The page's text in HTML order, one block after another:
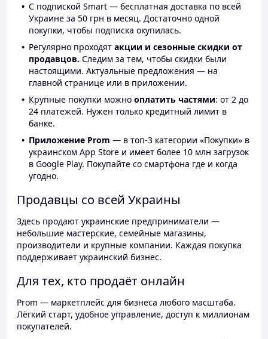
С подпиской Smart — бесплатная доставка по всей
Украине за 50 грн в месяц. Достаточно одной
покупки, чтобы подписка окупилась.
Регулярно проходят акции и сезонные скидки от
продавцов. Следим за тем, чтобы скидки были
настоящими. Актуальные предложения — на
главной странице или в приложении.
Крупные покупки можно оплатить частями: от 2 до
24 платежей. Нужен только кредитный лимит в
банке.
Приложение Prom — в топ-3 категории «Покупки» в
украинском App Store и имеет более 10 млн загрузок
в Google Play. Покупайте со смартфона где и когда
угодно.
Продавцы со всей Украины
Здесь продают украинские предприниматели —
небольшие мастерские, семейные магазины,
производители и крупные компании. Каждая покупка
поддерживает украинский бизнес.
Для тех, кто продаёт онлайн
Prom — маркетплейс для бизнеса любого масштаба.
Лёгкий старт, удобное управление, доступ к миллионам
покупателей.